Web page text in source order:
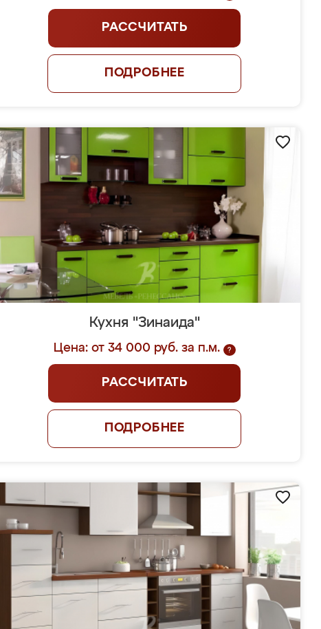
РАССЧИТАТЬ
ПОДРОБНЕЕ
Кухня "Зинаида"
Цена: от 34 000 руб. за п.м. ?
РАССЧИТАТЬ
ПОДРОБНЕЕ